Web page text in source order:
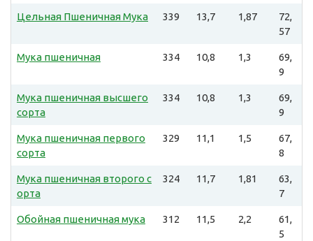
Цельная Пшеничная Мука 339 13,7 1,87
72,
57
Мука пшеничная 334 10,8 1,3
69,
9
Мука пшеничная высшего
сорта
334 10,8 1,3
69,
9
Мука пшеничная первого
сорта
329 11,1 1,5
67,
8
Мука пшеничная второго с
орта
324 11,7 1,81
63,
7
Обойная пшеничная мука 312 11,5 2,2
61,
5